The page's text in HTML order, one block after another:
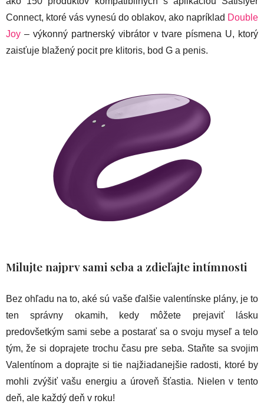
Connect, ktoré vás vynesú do oblakov, ako napríklad Double
Joy – výkonný partnerský vibrátor v tvare písmena U, ktorý
zaisťuje blažený pocit pre klitoris, bod G a penis.
Milujte najprv sami seba a zdieľajte intímnosti
Bez ohľadu na to, aké sú vaše ďalšie valentínske plány, je to
ten správny okamih, kedy môžete prejaviť lásku
predovšetkým sami sebe a postarať sa o svoju myseľ a telo
tým, že si doprajete trochu času pre seba. Staňte sa svojim
Valentínom a doprajte si tie najžiadanejšie radosti, ktoré by
mohli zvýšiť vašu energiu a úroveň šťastia. Nielen v tento
deň, ale každý deň v roku!